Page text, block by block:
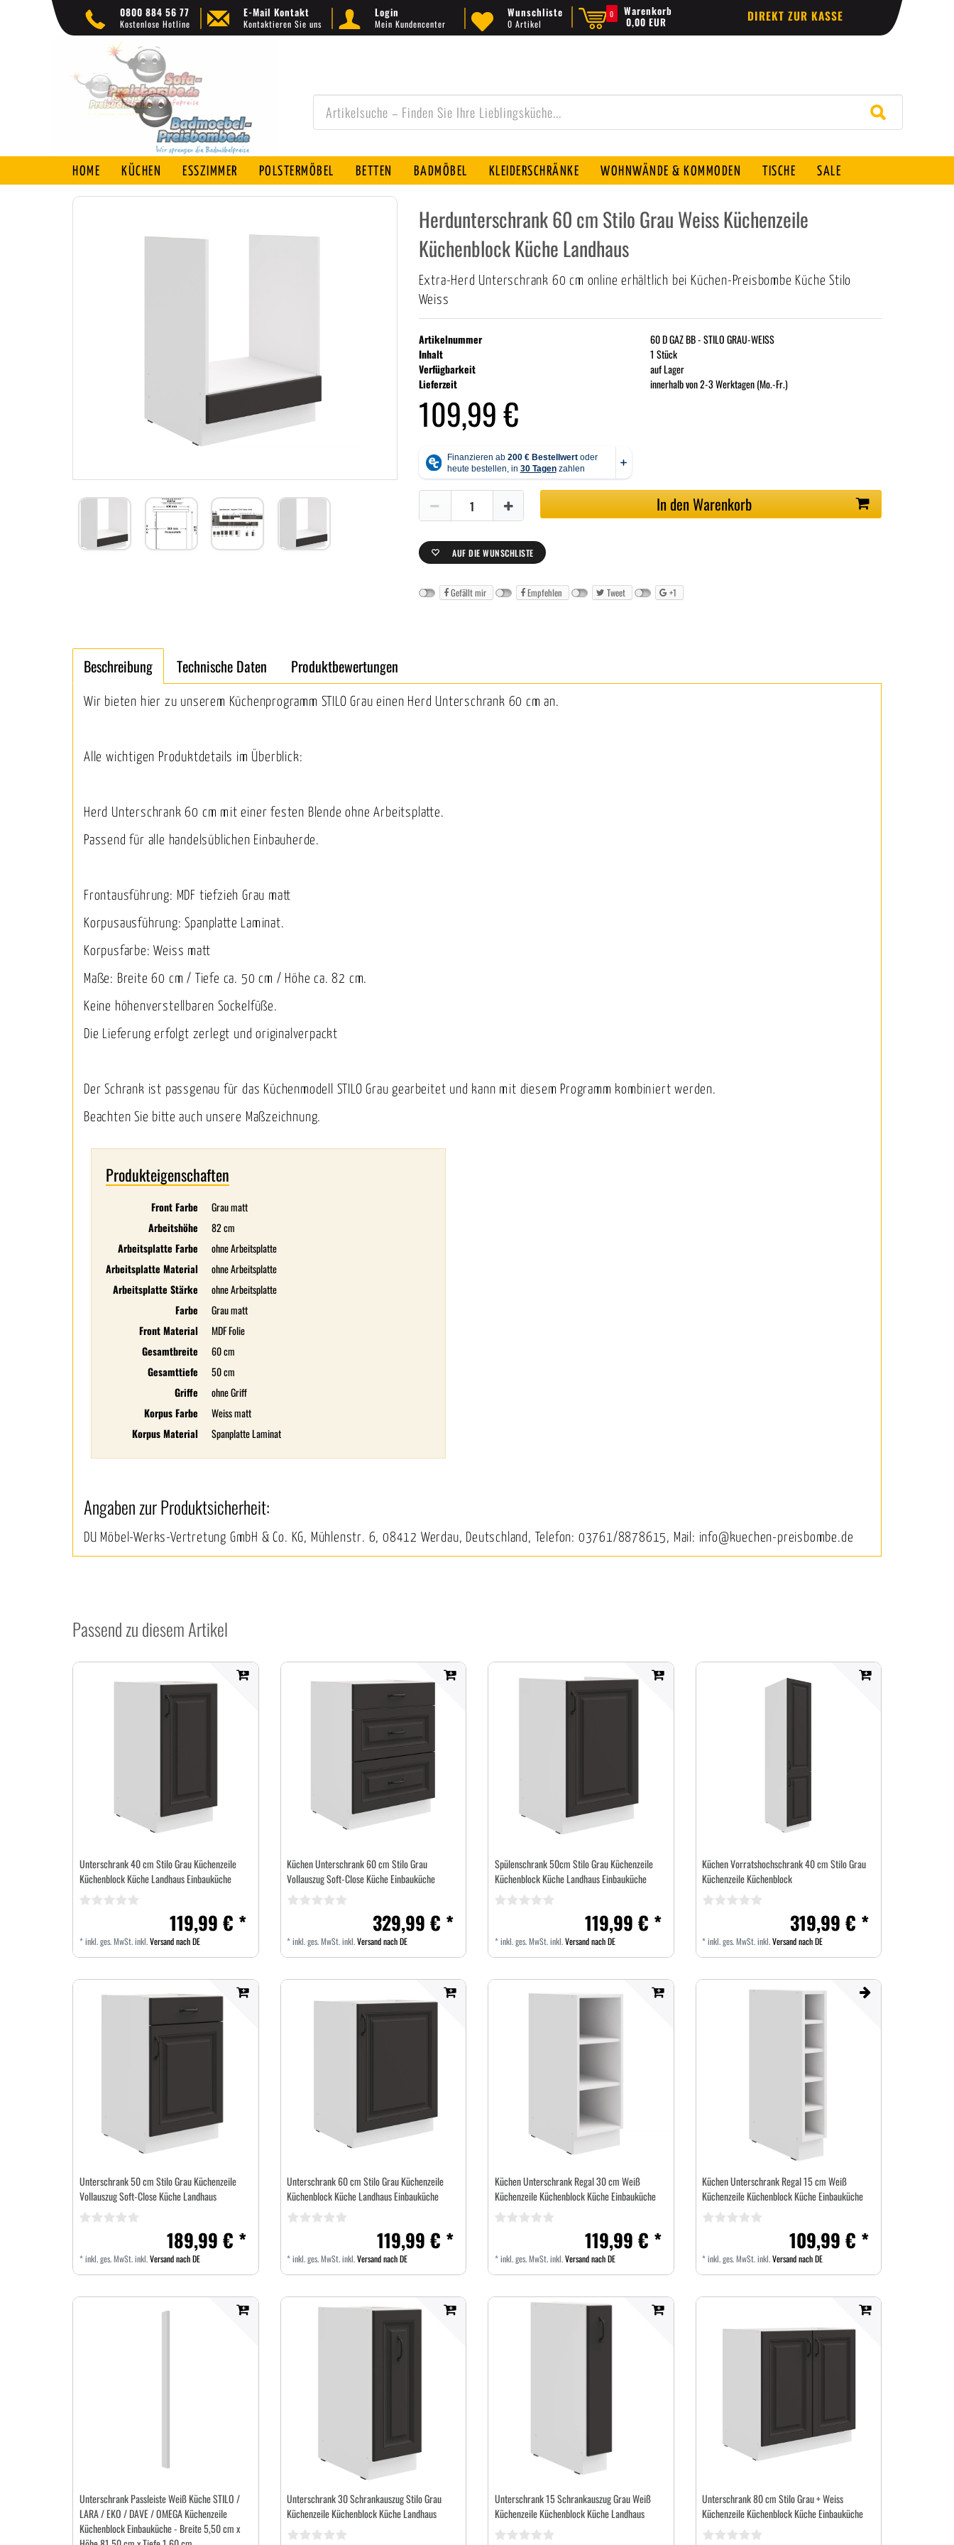
0800 884 56 77
Kostenlose Hotline
E-Mail Kontakt
Kontaktieren Sie uns
Login
Mein Kundencenter
Wunschliste
0 Artikel
Warenkorb
0,00 EUR
0 DIREKT ZUR KASSE
HOME KÜCHEN ESSZIMMER POLSTERMÖBEL BETTEN BADMÖBEL KLEIDERSCHRÄNKE WOHNWÄNDE & KOMMODEN TISCHE SALE
Herdunterschrank 60 cm Stilo Grau Weiss Küchenzeile
Küchenblock Küche Landhaus
Extra-Herd Unterschrank 60 cm online erhältlich bei Küchen-Preisbombe Küche Stilo
Weiss
Artikelnummer
60 D GAZ BB - STILO GRAU-WEISS
Inhalt
1 Stück
Verfügbarkeit
Lieferzeit
auf Lager
innerhalb von 2-3 Werktagen (Mo.-Fr.)
109,99 €
In den Warenkorb
AUF DIE WUNSCHLISTE
Gefällt mir Empfehlen Tweet +1
Beschreibung Technische Daten Produktbewertungen
Wir bieten hier zu unserem Küchenprogramm STILO Grau einen Herd Unterschrank 60 cm an.
Alle wichtigen Produktdetails im Überblick:
Herd Unterschrank 60 cm mit einer festen Blende ohne Arbeitsplatte.
Passend für alle handelsüblichen Einbauherde.
Frontausführung: MDF tiefzieh Grau matt
Korpusausführung: Spanplatte Laminat.
Korpusfarbe: Weiss matt
Maße: Breite 60 cm / Tiefe ca. 50 cm / Höhe ca. 82 cm.
Keine höhenverstellbaren Sockelfüße.
Die Lieferung erfolgt zerlegt und originalverpackt
Der Schrank ist passgenau für das Küchenmodell STILO Grau gearbeitet und kann mit diesem Programm kombiniert werden.
Beachten Sie bitte auch unsere Maßzeichnung.
Produkteigenschaften
Front Farbe
Grau matt
Arbeitshöhe
82 cm
Arbeitsplatte Farbe
ohne Arbeitsplatte
Arbeitsplatte Material
ohne Arbeitsplatte
Arbeitsplatte Stärke
ohne Arbeitsplatte
Farbe
Grau matt
Front Material
MDF Folie
Gesamtbreite
60 cm
Gesamttiefe
50 cm
Griffe
ohne Griff
Korpus Farbe
Weiss matt
Korpus Material
Spanplatte Laminat
Angaben zur Produktsicherheit:
DU Möbel-Werks-Vertretung GmbH & Co. KG, Mühlenstr. 6, 08412 Werdau, Deutschland, Telefon: 03761/8878615, Mail: info@kuechen-preisbombe.de
Passend zu diesem Artikel
Unterschrank 40 cm Stilo Grau Küchenzeile
Küchenblock Küche Landhaus Einbauküche
119,99 € *
*inkl. ges. MwSt.inkl.Versand nach DE
Küchen Unterschrank 60 cm Stilo Grau
Vollauszug Soft-Close Küche Einbauküche
329,99 € *
*inkl. ges. MwSt.inkl.Versand nach DE
Spülenschrank 50cm Stilo Grau Küchenzeile
Küchenblock Küche Landhaus Einbauküche
119,99 € *
*inkl. ges. MwSt.inkl.Versand nach DE
Küchen Vorratshochschrank 40 cm Stilo Grau
Küchenzeile Küchenblock
319,99 € *
*inkl. ges. MwSt.inkl.Versand nach DE
Unterschrank 50 cm Stilo Grau Küchenzeile
Vollauszug Soft-Close Küche Landhaus
189,99 € *
*inkl. ges. MwSt.inkl.Versand nach DE
Unterschrank 60 cm Stilo Grau Küchenzeile
Küchenblock Küche Landhaus Einbauküche
119,99 € *
*inkl. ges. MwSt.inkl.Versand nach DE
Küchen Unterschrank Regal 30 cm Weiß
Küchenzeile Küchenblock Küche Einbauküche
119,99 € *
*inkl. ges. MwSt.inkl.Versand nach DE
Küchen Unterschrank Regal 15 cm Weiß
Küchenzeile Küchenblock Küche Einbauküche
109,99 € *
*inkl. ges. MwSt.inkl.Versand nach DE
Unterschrank Passleiste Weiß Küche STILO /
LARA / EKO / DAVE / OMEGA Küchenzeile
Küchenblock Einbauküche - Breite 5,50 cm x
Unterschrank 30 Schrankauszug Stilo Grau
Küchenzeile Küchenblock Küche Landhaus
Unterschrank 15 Schrankauszug Grau Weiß
Küchenzeile Küchenblock Küche Landhaus
Unterschrank 80 cm Stilo Grau + Weiss
Küchenzeile Küchenblock Küche Einbauküche